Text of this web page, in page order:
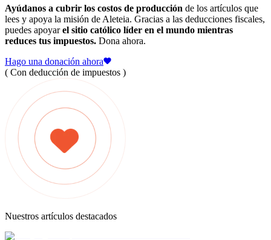
Ayúdanos a cubrir los costos de producción de los artículos que
lees y apoya la misión de Aleteia. Gracias a las deducciones fiscales,
puedes apoyarel sitio católico líder en el mundo mientras
reduces tus impuestos. Dona ahora.
Hago una donación ahora
( Con deducción de impuestos )
Nuestros artículos destacados